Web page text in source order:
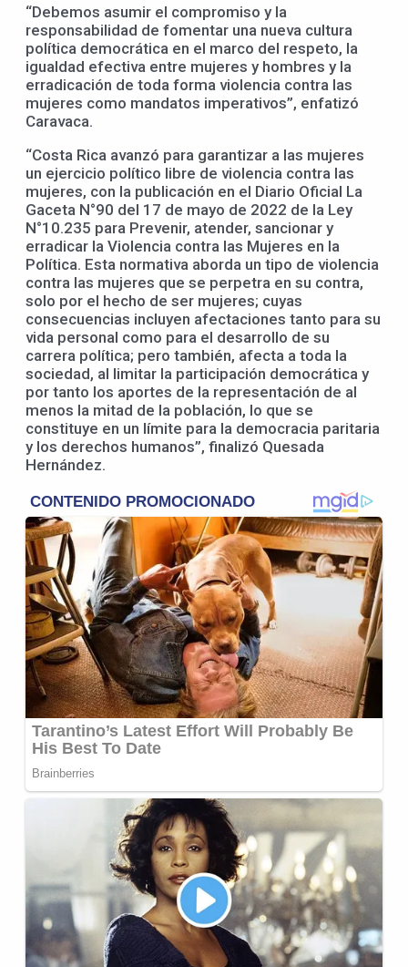
“Debemos asumir el compromiso y la
responsabilidad de fomentar una nueva cultura
política democrática en el marco del respeto, la
igualdad efectiva entre mujeres y hombres y la
erradicación de toda forma violencia contra las
mujeres como mandatos imperativos”, enfatizó
Caravaca.
“Costa Rica avanzó para garantizar a las mujeres
un ejercicio político libre de violencia contra las
mujeres, con la publicación en el Diario Oficial La
Gaceta N°90 del 17 de mayo de 2022 de la Ley
N°10.235 para Prevenir, atender, sancionar y
erradicar la Violencia contra las Mujeres en la
Política. Esta normativa aborda un tipo de violencia
contra las mujeres que se perpetra en su contra,
solo por el hecho de ser mujeres; cuyas
consecuencias incluyen afectaciones tanto para su
vida personal como para el desarrollo de su
carrera política; pero también, afecta a toda la
sociedad, al limitar la participación democrática y
por tanto los aportes de la representación de al
menos la mitad de la población, lo que se
constituye en un límite para la democracia paritaria
y los derechos humanos”, finalizó Quesada
Hernández.